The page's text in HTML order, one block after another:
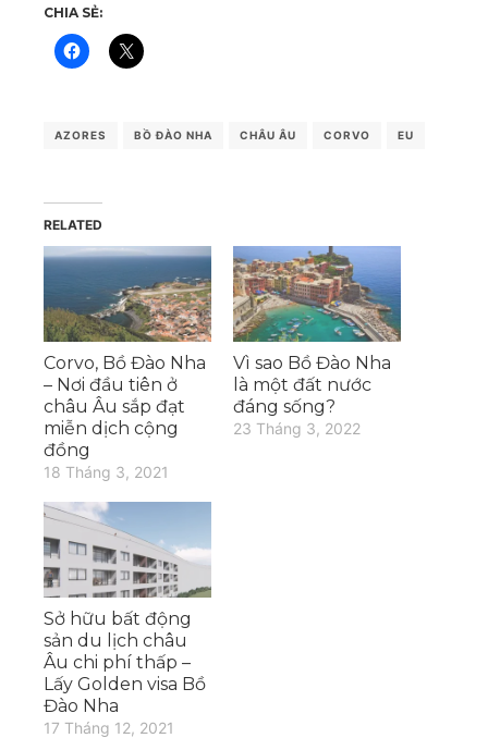
CHIA SẺ:
AZORES BỒ ĐÀO NHA CHÂU ÂU CORVO EU
RELATED
Corvo, Bồ Đào Nha
– Nơi đầu tiên ở
châu Âu sắp đạt
miễn dịch cộng
đồng
18 Tháng 3, 2021
Vì sao Bồ Đào Nha
là một đất nước
đáng sống?
23 Tháng 3, 2022
Sở hữu bất động
sản du lịch châu
Âu chi phí thấp –
Lấy Golden visa Bồ
Đào Nha
17 Tháng 12, 2021